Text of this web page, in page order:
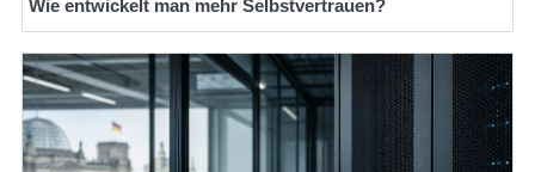
Wie entwickelt man mehr Selbstvertrauen?